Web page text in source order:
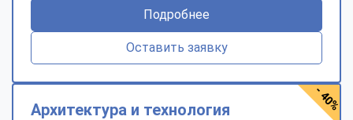
Подробнее
Оставить заявку
Архитектура и технология
- 40%